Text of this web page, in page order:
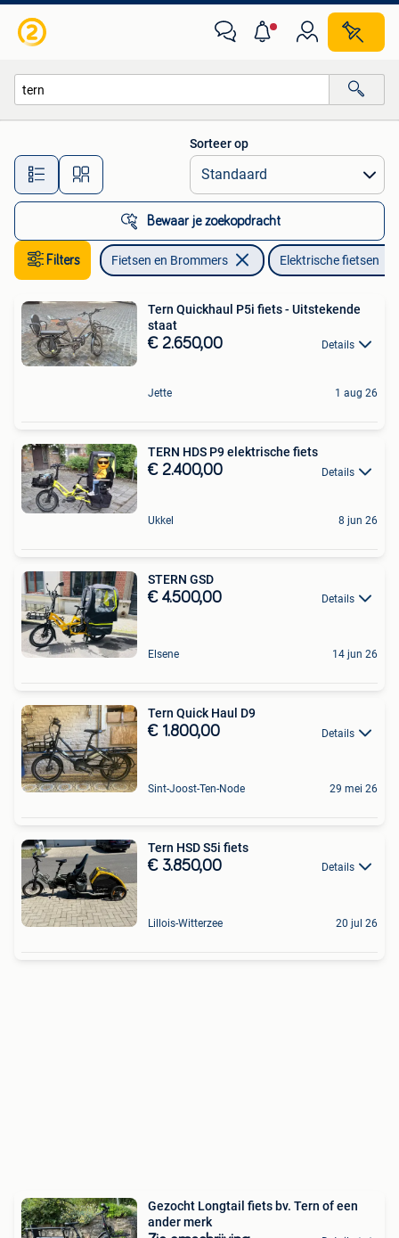
Alle afstanden…
Sorteer op
Bewaar je zoekopdracht
Filters Fietsen en Brommers Elektrische fietsen
Tern Quickhaul P5i fiets - Uitstekende
staat
€ 2.650,00 Details
Jette 1 aug 26
TERN HDS P9 elektrische fiets
€ 2.400,00 Details
Ukkel 8 jun 26
STERN GSD
€ 4.500,00 Details
Elsene 14 jun 26
Tern Quick Haul D9
€ 1.800,00 Details
Sint-Joost-Ten-Node 29 mei 26
Tern HSD S5i fiets
€ 3.850,00 Details
Lillois-Witterzee 20 jul 26
Gezocht Longtail fiets bv. Tern of een
ander merk